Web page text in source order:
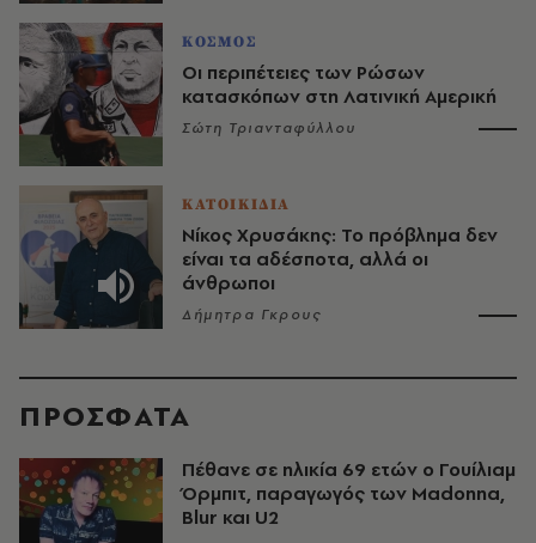
ΚΟΣΜΟΣ
Οι περιπέτειες των Ρώσων
κατασκόπων στη Λατινική Αμερική
Σώτη Τριανταφύλλου
ΚΑΤΟΙΚΙΔΙΑ
Νίκος Χρυσάκης: Το πρόβλημα δεν
είναι τα αδέσποτα, αλλά οι
άνθρωποι
Δήμητρα Γκρους
ΠΡΟΣΦΑΤΑ
Πέθανε σε ηλικία 69 ετών ο Γουίλιαμ
Όρμπιτ, παραγωγός των Madonna,
Blur και U2